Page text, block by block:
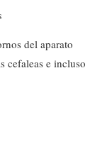
del aparato
cefaleas e incluso